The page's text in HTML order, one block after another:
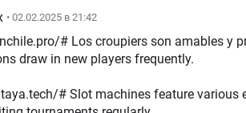
• 02.02.2025 в 21:42
# Los croupiers son amables y
draw in new players frequently.
# Slot machines feature various exciting